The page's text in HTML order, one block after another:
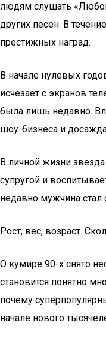
людям слушать
других песен. В
престижных наград.
В начале нулевых
исчезает с экранов
была лишь недавно.
шоу-бизнеса и
В личной жизни
супругой и
недавно мужчина стал
Рост, вес, возраст.
О кумире 90-х снято
становится понятно
почему
начале нового